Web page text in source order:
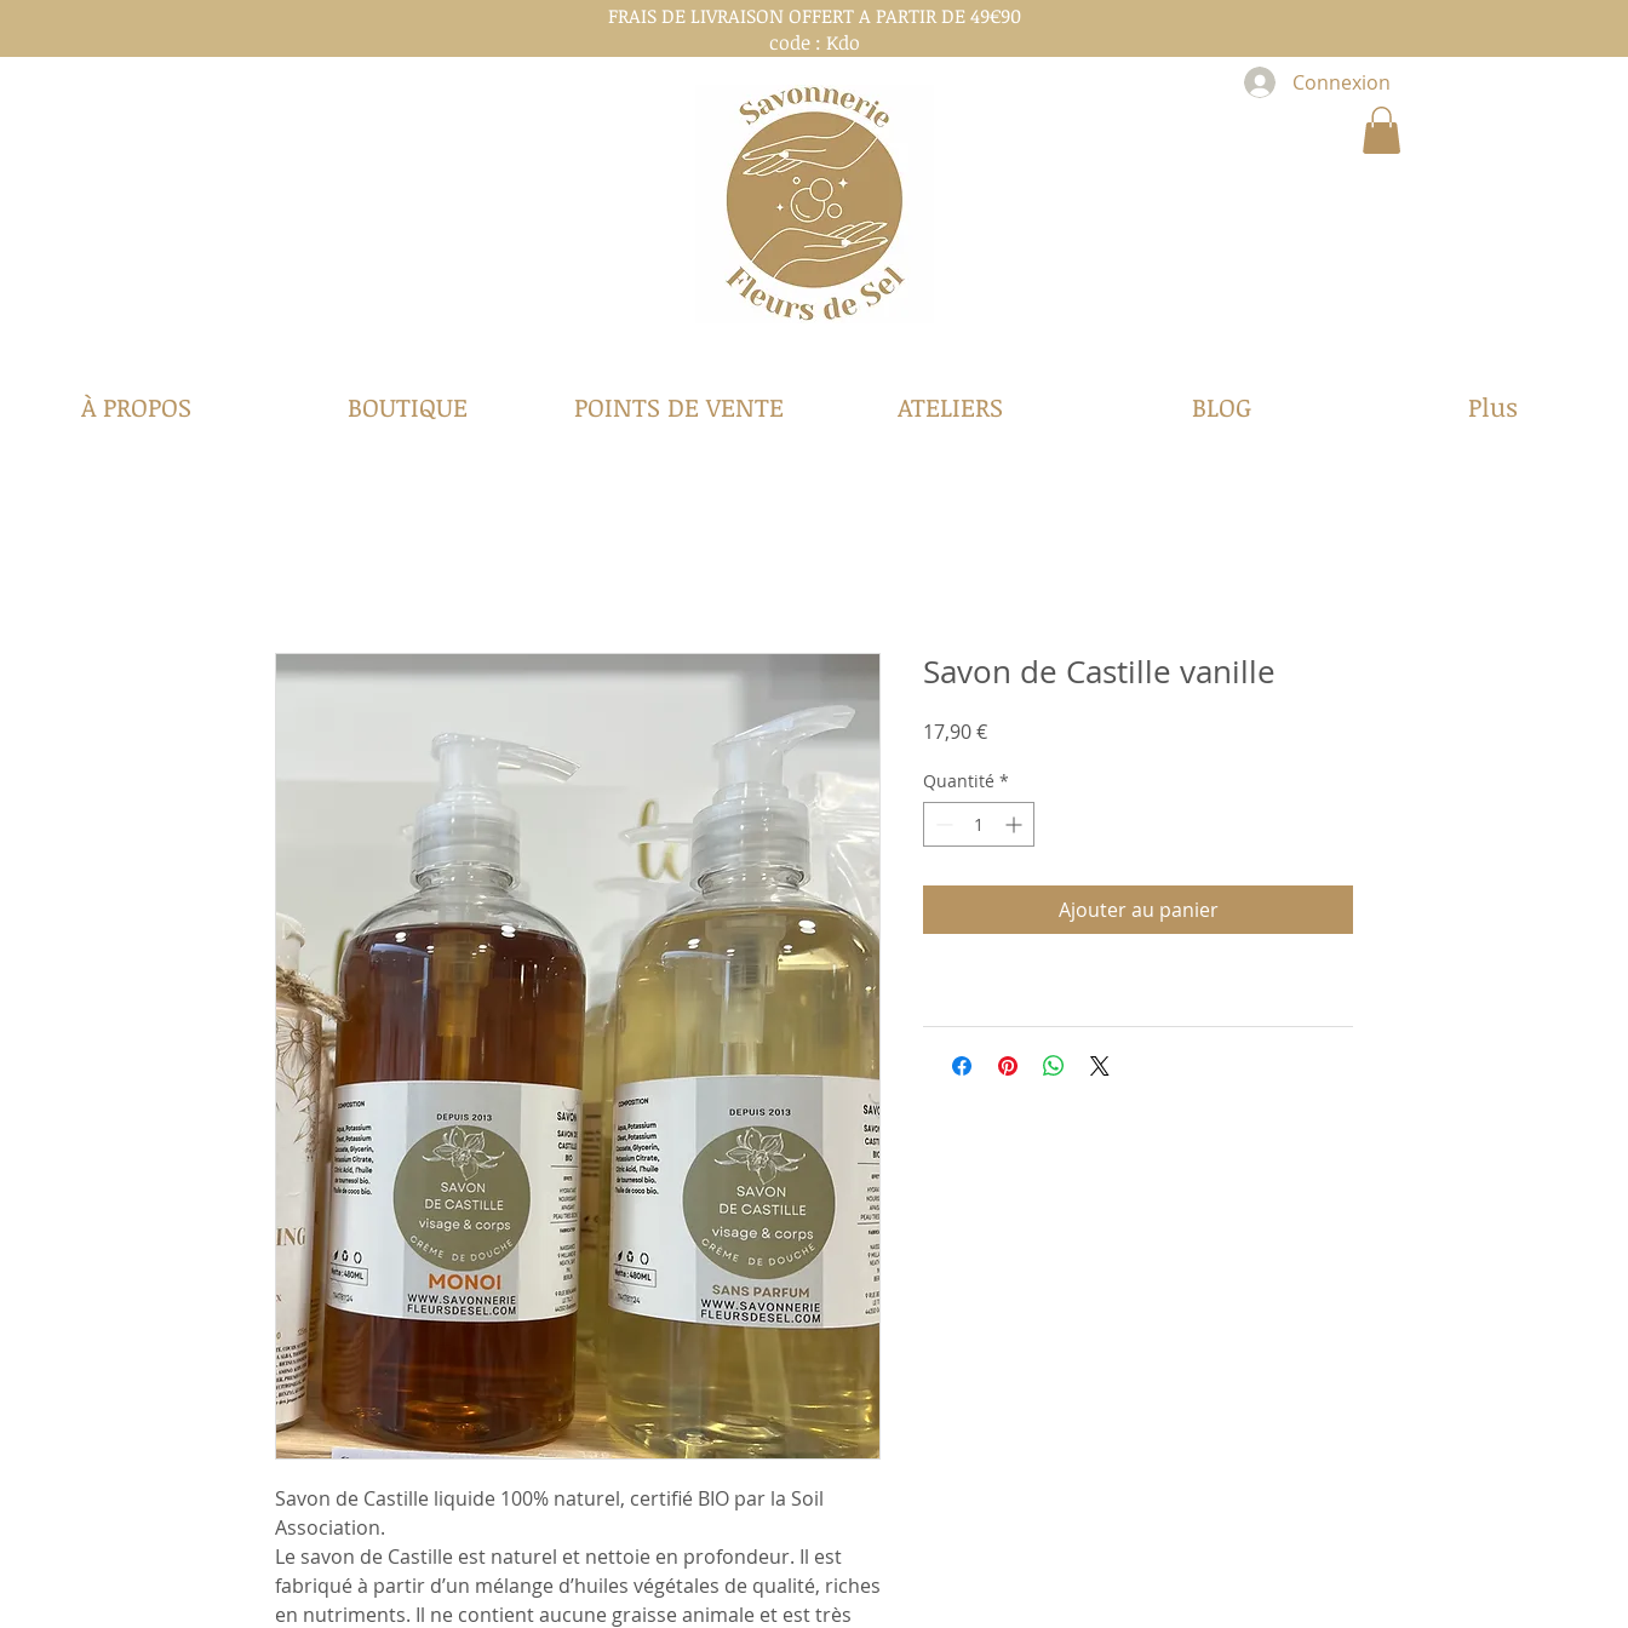
FRAIS DE LIVRAISON OFFERT A PARTIR DE 49€90
code : Kdo
Connexion
À PROPOS BOUTIQUE POINTS DE VENTE ATELIERS BLOG Plus
Savon de Castille liquide 100% naturel, certifié BIO par la Soil
Association.
Le savon de Castille est naturel et nettoie en profondeur. Il est
fabriqué à partir d’un mélange d’huiles végétales de qualité, riches
en nutriments. Il ne contient aucune graisse animale et est très
Savon de Castille vanille
17,90 €Prix
Quantité *
Ajouter au panier